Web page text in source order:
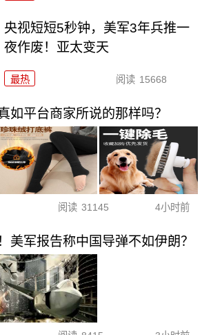
央视短短5秒钟，美军3年兵推一
夜作废！亚太变天
最热 阅读 15668
如平台商家所说的那样吗？
阅读 31145 4小时前
美军报告称中国导弹不如伊朗？